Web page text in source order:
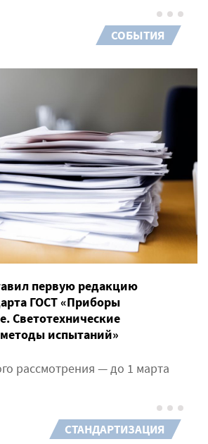
СОБЫТИЯ
первую редакцию
ГОСТ «Приборы
Светотехнические
испытаний»
рассмотрения — до 1 марта
СТАНДАРТИЗАЦИЯ